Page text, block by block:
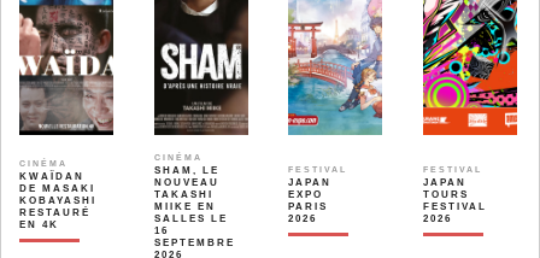
CINÉMA
KWAÏDAN
DE MASAKI
KOBAYASHI
RESTAURÉ
EN 4K
CINÉMA
SHAM, LE
NOUVEAU
TAKASHI
MIIKE EN
SALLES LE
16
SEPTEMBRE
2026
FESTIVAL
JAPAN
EXPO
PARIS
2026
FESTIVAL
JAPAN
TOURS
FESTIVAL
2026